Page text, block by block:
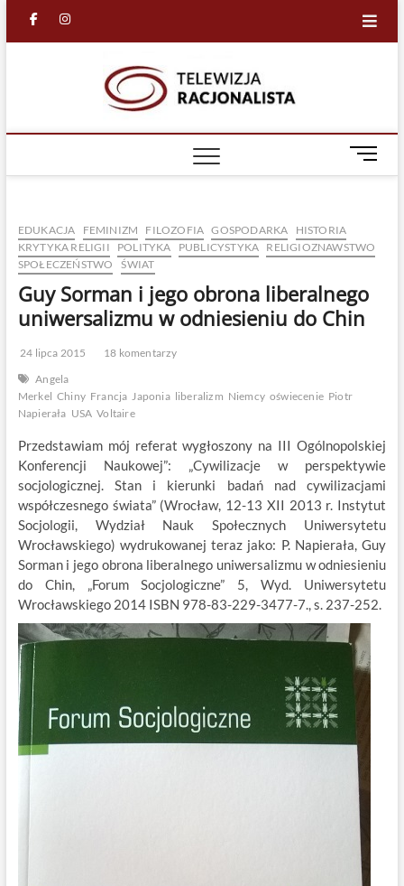
facebook
in
M
e
u
t
o
n
EDUKACJA FEMINIZM FILOZOFIA GOSPODARKA
HISTORIA
KRYTYKA RELIGII
POLITYKA PUBLICYSTYKA RELIGIOZNAWSTWO
SPOŁECZEŃSTWO
ŚWIAT
Guy Sorman i jego obrona liberalnego
uniwersalizmu w odniesieniu do Chin
24 lipca 2015
18 komentarzy
Angela
Merkel Chiny Francja Japonia liberalizm Niemcy oświecenie Piotr
Napierała USA Voltaire
Przedstawiam mój referat wygłoszony na III Ogólnopolskiej
Konferencji Naukowej”: „Cywilizacje w perspektywie
socjologicznej. Stan i kierunki badań nad cywilizacjami
współczesnego świata” (Wrocław, 12-13 XII 2013 r. Instytut
Socjologii, Wydział Nauk Społecznych Uniwersytetu
Wrocławskiego) wydrukowanej teraz jako: P. Napierała, Guy
Sorman i jego obrona liberalnego uniwersalizmu w odniesieniu
do Chin, „Forum Socjologiczne” 5, Wyd. Uniwersytetu
Wrocławskiego 2014 ISBN 978-83-229-3477-7., s. 237-252.